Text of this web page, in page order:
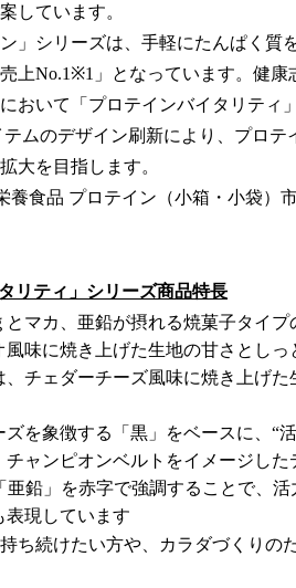
しています。
」シリーズは、手軽にたんぱく質
上No.1※1」となっています。健
おいて「プロテインバイタリティ
ムのデザイン刷新により、プロ
大を目指します。
食品 プロテイン（小箱・小袋）市
リティ」シリーズ商品特長
マカ、亜鉛が摂れる焼菓子タイ
風味に焼き上げた生地の甘さとし
、チェダーチーズ風味に焼き上げ
を象徴する「黒」をベースに、“
ャンピオンベルトをイメージし
鉛」を赤字で強調することで、
表現しています
ち続けたい方や、カラダづくりの